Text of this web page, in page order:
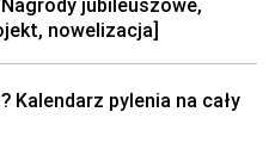
jubileuszowe,
nowelizacja]
Kalendarz pylenia na cały